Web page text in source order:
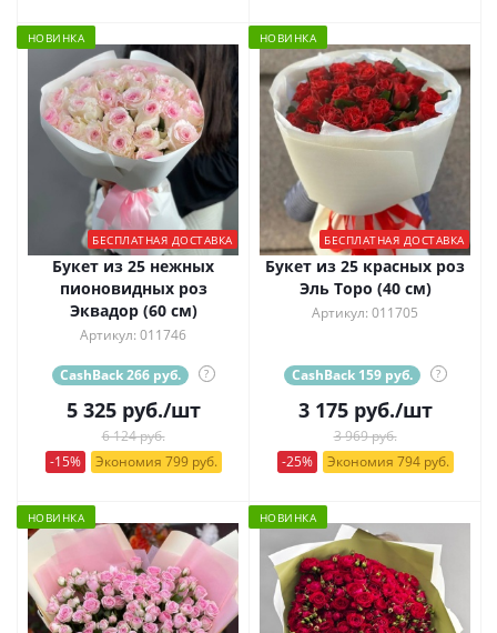
НОВИНКА
БЕСПЛАТНАЯ ДОСТАВКА
Букет из 25 нежных
пионовидных роз
Эквадор (60 см)
Артикул: 011746
CashBack 266 руб. ?
5 325руб./шт
6 124 руб.
-15%
Экономия 799 руб.
НОВИНКА
БЕСПЛАТНАЯ ДОСТАВКА
Букет из 25 красных роз
Эль Торо (40 см)
Артикул: 011705
CashBack 159 руб. ?
3 175руб./шт
3 969 руб.
-25%
Экономия 794 руб.
НОВИНКА НОВИНКА